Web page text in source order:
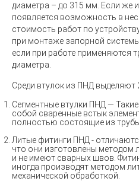
диаметра – до 315 мм. Если же
появляется возможность в
стоимость работ по
при монтаже запорной
если при работе применяются
диаметра.
Среди втулок из ПНД выделяют
Сегментные втулки ПНД —
собой сваренные встык
полностью состоящие из
Литые фитинги ПНД -
что они изготовлены методом
и не имеют сварных швов.
иногда производят методом
механической обработкой.